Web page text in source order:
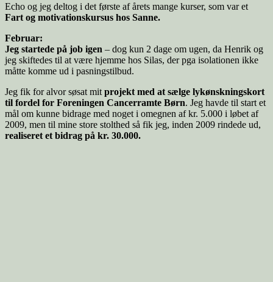
Echo og jeg deltog i det første af årets mange kurser, som var et
Fart og motivationskursus hos Sanne.
Februar:
Jeg startede på job igen – dog kun 2 dage om ugen, da Henrik og
jeg skiftedes til at være hjemme hos Silas, der pga isolationen ikke
måtte komme ud i pasningstilbud.
Jeg fik for alvor søsat mit projekt med at sælge lykønskningskort
til fordel for Foreningen Cancerramte Børn. Jeg havde til start et
mål om kunne bidrage med noget i omegnen af kr. 5.000 i løbet af
2009, men til mine store stolthed så fik jeg, inden 2009 rindede ud,
realiseret et bidrag på kr. 30.000.